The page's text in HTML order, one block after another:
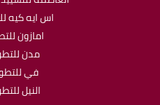
اس ايه كيه
امازون
مدن
في
النيل